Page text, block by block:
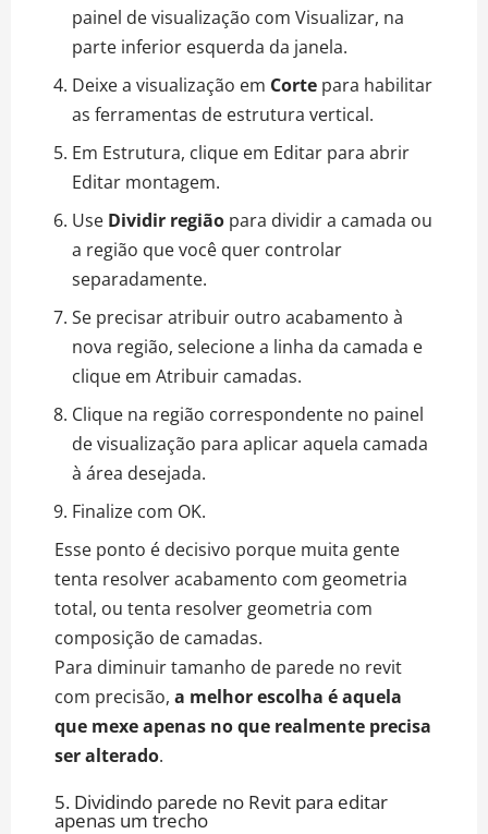
painel de visualização com Visualizar, na
parte inferior esquerda da janela.
Deixe a visualização em Corte para habilitar
as ferramentas de estrutura vertical.
Em Estrutura, clique em Editar para abrir
Editar montagem.
Use Dividir região para dividir a camada ou
a região que você quer controlar
separadamente.
Se precisar atribuir outro acabamento à
nova região, selecione a linha da camada e
clique em Atribuir camadas.
Clique na região correspondente no painel
de visualização para aplicar aquela camada
à área desejada.
Finalize com OK.
Esse ponto é decisivo porque muita gente
tenta resolver acabamento com geometria
total, ou tenta resolver geometria com
composição de camadas.
Para diminuir tamanho de parede no revit
com precisão, a melhor escolha é aquela
que mexe apenas no que realmente precisa
ser alterado.
5. Dividindo parede no Revit para editar
apenas um trecho